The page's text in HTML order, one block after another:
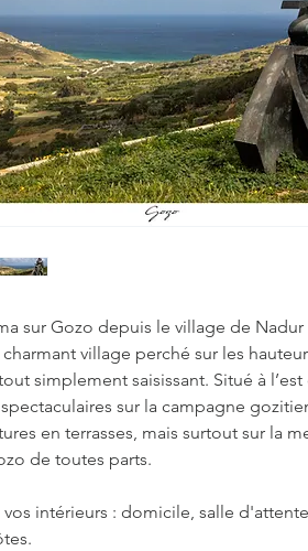
sur Gozo depuis le village de Nadur
village perché sur les
simplement saisissant. Situé à l’est
sur la campagne
en terrasses, mais surtout sur la
de toutes parts.
intérieurs : domicile, salle